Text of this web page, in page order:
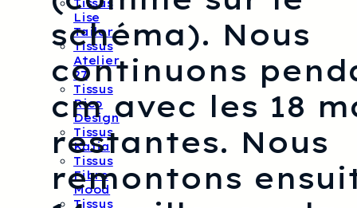
Tissus
Lise
Tailor
Tissus
Atelier
27
Tissus
Rico
Design
Tissus
Katia
Tissus
Fibre
Mood
Tissus
schéma). Nous
continuons
cm avec les 18
restantes. Nous
remontons